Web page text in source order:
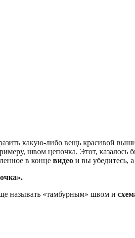
какую-либо вещь красивой
швом цепочка. Этот, казалось
в конце видео и вы убедитесь,
называть «тамбурным» швом и